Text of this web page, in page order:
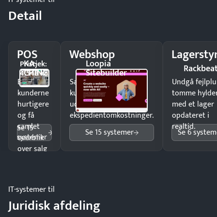
Detail
POS
KA-
CHING
Pristjek:
4.548 kr
Ekspedér
kunderne
hurtigere
og få
samlet
overblik
over salg
Se 15
systemer
Webshop
Loopia
Sitebuilder
Sælg produkter 24/7 til
kunder i hele landet
uden
ekspedientomkostninger.
Se 15 systemer
Undgå
tomme
med et lager
opdateret i
realtid.
Se 6
IT-systemer til
Juridisk afdeling